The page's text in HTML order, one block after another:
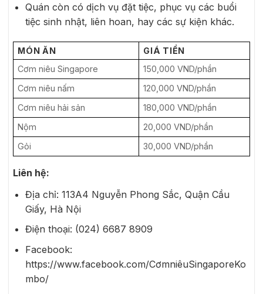
Quán còn có dịch vụ đặt tiệc, phục vụ các buổi
tiệc sinh nhật, liên hoan, hay các sự kiện khác.
MÓN ĂN
GIÁ TIỀN
Cơm niêu Singapore
150,000 VND/phần
Cơm niêu nấm
120,000 VND/phần
Cơm niêu hải sản
180,000 VND/phần
Nộm
20,000 VND/phần
Gỏi
30,000 VND/phần
Liên hệ:
Địa chỉ: 113A4 Nguyễn Phong Sắc, Quận Cầu
Giấy, Hà Nội
Điện thoại: (024) 6687 8909
Facebook:
https://www.facebook.com/CơmniêuSingaporeKo
mbo/